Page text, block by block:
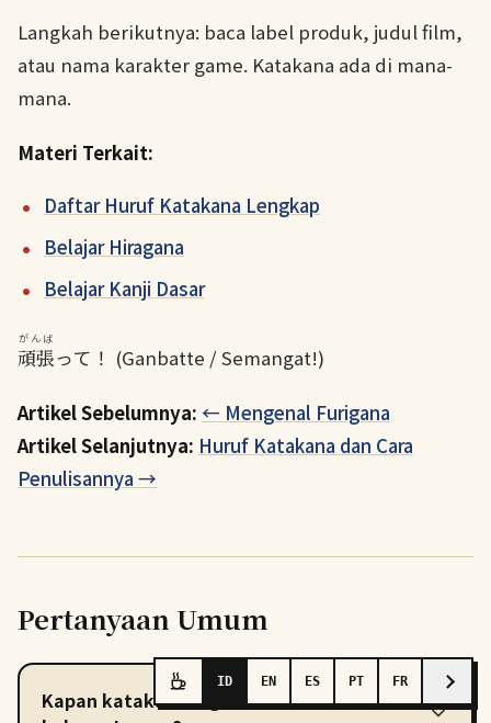
Langkah berikutnya: baca label produk, judul film,
atau nama karakter game. Katakana ada di mana-
mana.
Materi Terkait:
Daftar Huruf Katakana Lengkap
Belajar Hiragana
Belajar Kanji Dasar
頑張
がんば
って！ (Ganbatte / Semangat!)
Artikel Sebelumnya: ← Mengenal Furigana
Artikel Selanjutnya: Huruf Katakana dan Cara
Penulisannya →
Pertanyaan Umum
Kapan katakana digunakan dalam
ID EN ES PT FR